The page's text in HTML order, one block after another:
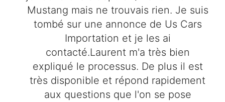
Mustang mais ne trouvais rien. Je suis
tombé sur une annonce de Us Cars
Importation et je les ai
contacté.Laurent m'a très bien
expliqué le processus. De plus il est
très disponible et répond rapidement
aux questions que l'on se pose